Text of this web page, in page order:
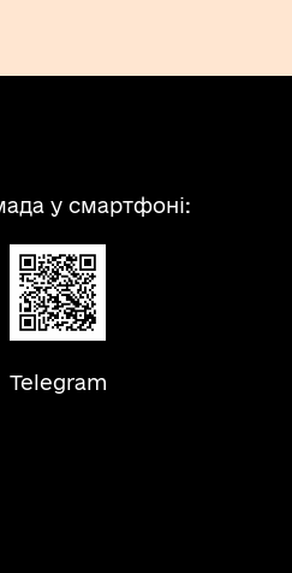
у смартфоні:
Telegram